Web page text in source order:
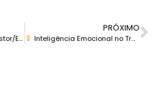
O Perfil de Liderança – Gestor/Especialista
PRÓXIMO
Inteligência Emocional no Trabalho: O Diferencial Humano para 2025